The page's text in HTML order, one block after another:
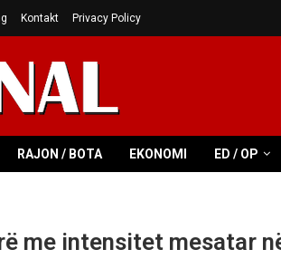
Kontakt Privacy Policy
RAJON / BOTA EKONOMI ED / OP
me intensitet mesatar